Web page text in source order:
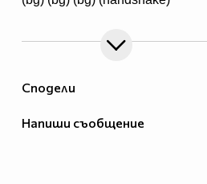
Сподели
Напиши съобщение